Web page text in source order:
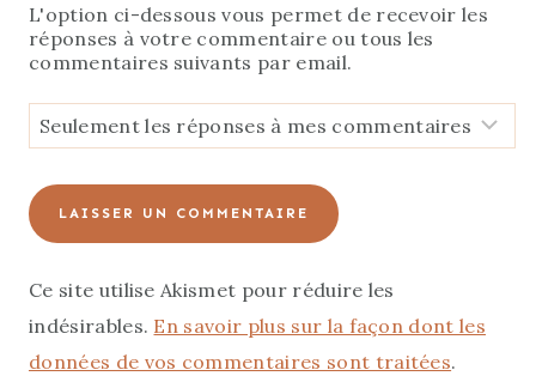
L'option ci-dessous vous permet de recevoir les
réponses à votre commentaire ou tous les
commentaires suivants par email.
Ce site utilise Akismet pour réduire les
indésirables. En savoir plus sur la façon dont les
données de vos commentaires sont traitées.